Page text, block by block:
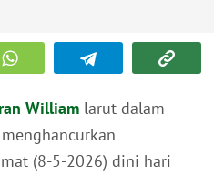
William larut dalam
menghancurkan
(8-5-2026) dini hari